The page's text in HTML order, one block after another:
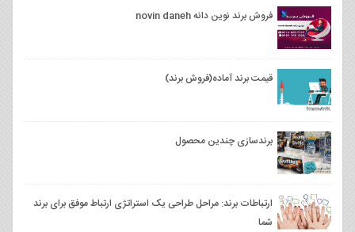
فروش برند نوین دانه novin daneh
قیمت برند آماده(فروش برند)
برندسازی چندین محصول
ارتباطات برند: مراحل طراحی یک استراتژی ارتباط موفق برای برند
شما